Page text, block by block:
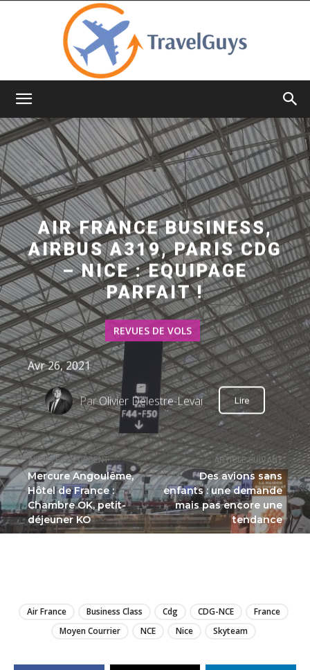
ARTICLE PRÉCÉDENT
Mercure Angoulême,
Hôtel de France :
Chambre OK, petit-
déjeuner KO
ARTICLE SUIVANT
Des avions sans
enfants : une demande
mais pas encore une
tendance
AIR FRANCE BUSINESS,
AIRBUS A319, PARIS CDG
– NICE : EQUIPAGE
PARFAIT !
REVUES DE VOLS
Avr 26, 2021
ParOlivier Delestre-Levai Lire
Air France Business Class Cdg CDG-NCE
France
Moyen Courrier
NCE Nice Skyteam